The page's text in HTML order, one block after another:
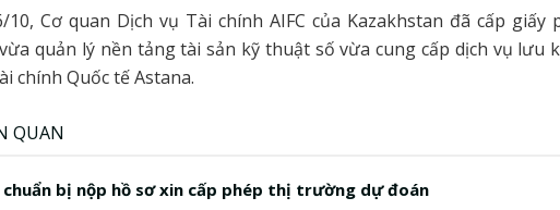
Cơ quan Dịch vụ Tài chính AIFC của Kazakhstan đã cấp giấy
quản lý nền tảng tài sản kỹ thuật số vừa cung cấp dịch vụ lưu
chính Quốc tế Astana.
QUAN
chuẩn bị nộp hồ sơ xin cấp phép thị trường dự đoán